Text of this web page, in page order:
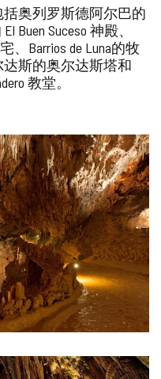
奥列罗斯德阿尔巴的
Buen Suceso 神殿、
、Barrios de Luna的牧
斯的奥尔达斯塔和
教堂。